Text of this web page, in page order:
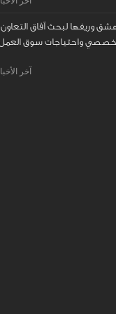
وريفها لبحث آفاق التعاون
واحتياجات سوق
آخر